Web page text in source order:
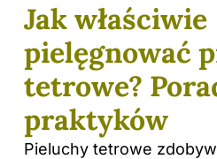
Jak właściwie
pielęgnować
tetrowe?
praktyków
Pieluchy tetrowe